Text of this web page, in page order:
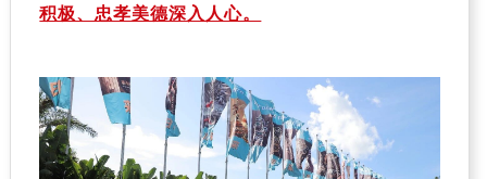
积极、忠孝美德深入人心。